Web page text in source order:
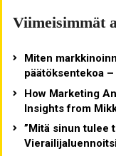
Viimeisimmät
Miten
päätöksentekoa
How Marketing
Insights from
”Mitä sinun tulee